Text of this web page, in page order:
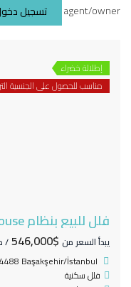
agent/owner
تسجيل
إطلالة خضراء
مناسب للحصول على الجنسية
فلل للبيع بنظام Town house في اسطنبول ario-533
يبدأ السعر من $546,000
/
Başakşehir/İstanbul
فلل سكنية